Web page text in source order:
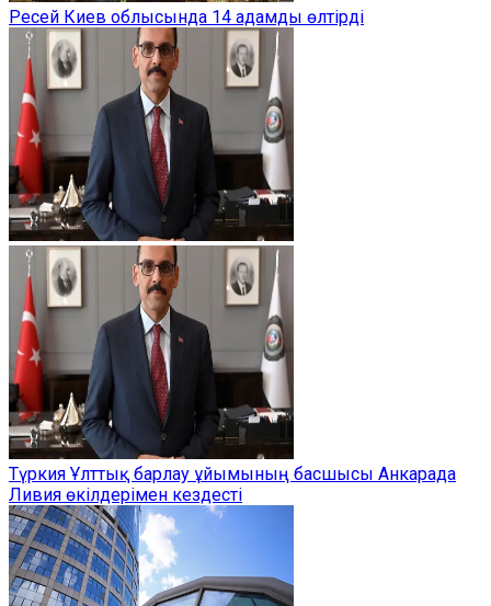
Ресей Киев облысында 14 адамды өлтірді
Түркия Ұлттық барлау ұйымының басшысы Анкарада
Ливия өкілдерімен кездесті